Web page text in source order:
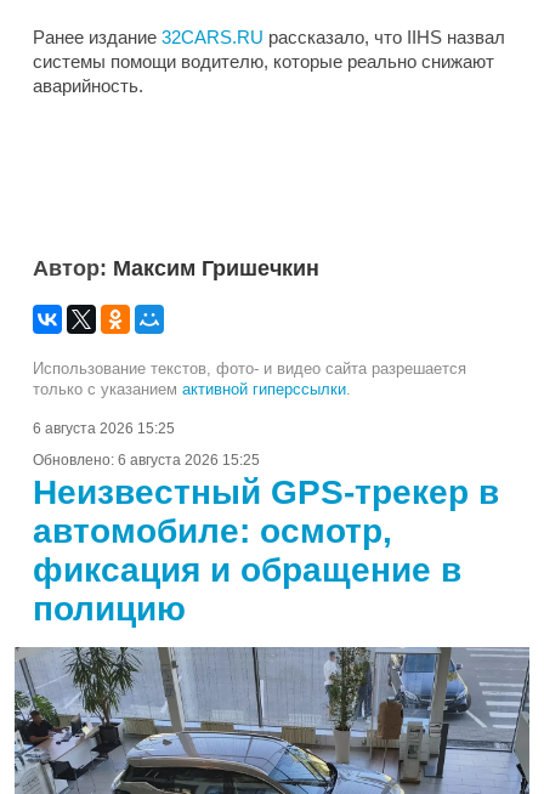
Ранее издание 32CARS.RU рассказало, что IIHS назвал
системы помощи водителю, которые реально снижают
аварийность.
Автор: Максим Гришечкин
Использование текстов, фото- и видео сайта разрешается
только с указанием активной гиперссылки
6 августа 2026 15:25
Обновлено: 6 августа 2026 15:25
Неизвестный GPS-трекер в
автомобиле: осмотр,
фиксация и обращение в
полицию